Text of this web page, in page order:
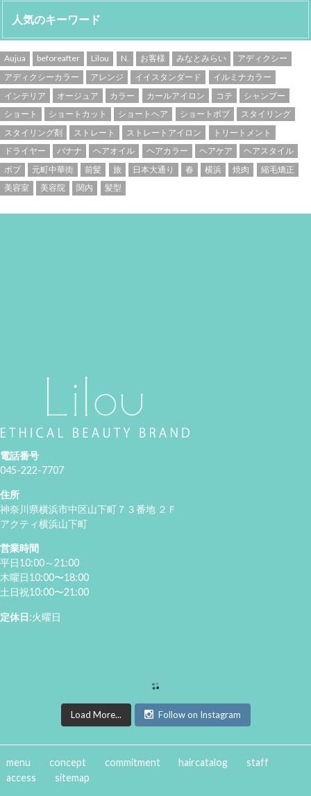
人気のキーワード
Aujua beforeafter Lilou N. お客様 みなとみらい
アディクシー
アディクシーカラー
アレンジ イイスタンダード
イルミナカラー
インテリア
オージュア カラー カールアイロン コテ
シャンプー
ショート
ショートカット ショートヘア ショートボブ
スタイリング
スタイリング剤
ストレート ストレートアイロン
トリートメント
ドライヤー
バナナ ヘアオイル ヘアカラー ヘアケア
ヘアスタイル
ボブ
元町中華街 前髪 旅 日本大通り 春 横浜 焼肉
縮毛矯正
美容室
美容院 関内 髪型
電話番号
045-222-7707
住所
神奈川県横浜市中区山下町７３番地 ２Ｆ
アクティ横浜山下町
営業時間
平日10:00～21:00
木曜日10:00〜18:00
土日祝10:00〜21:00
定休日:火曜日
Load More... Follow on Instagram
menu concept commitment haircatalog
staff
access
sitemap